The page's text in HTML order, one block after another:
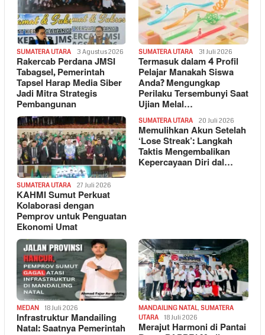
SUMATERA UTARA 3 Agustus 2026
Rakercab Perdana JMSI
Tabagsel, Pemerintah
Tapsel Harap Media Siber
Jadi Mitra Strategis
Pembangunan
SUMATERA UTARA 31 Juli 2026
Termasuk dalam 4 Profil
Pelajar Manakah Siswa
Anda? Mengungkap
Perilaku Tersembunyi Saat
Ujian Melal…
SUMATERA UTARA 27 Juli 2026
KAHMI Sumut Perkuat
Kolaborasi dengan
Pemprov untuk Penguatan
Ekonomi Umat
SUMATERA UTARA 20 Juli 2026
Memulihkan Akun Setelah
‘Lose Streak’: Langkah
Taktis Mengembalikan
Kepercayaan Diri dal…
MEDAN 18 Juli 2026
Infrastruktur Mandailing
Natal: Saatnya Pemerintah
MANDAILING NATAL, SUMATERA
UTARA
18 Juli 2026
Merajut Harmoni di Pantai